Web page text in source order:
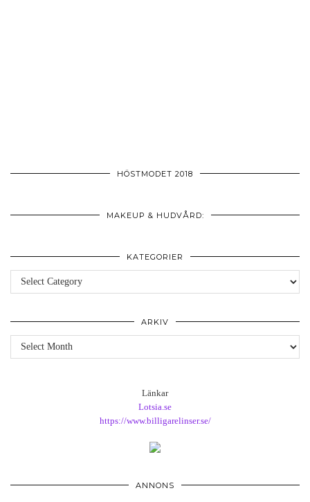
HÖSTMODET 2018
MAKEUP & HUDVÅRD:
KATEGORIER
Kategorier
ARKIV
Arkiv
Länkar
Lotsia.se
https://www.billigarelinser.se/
ANNONS